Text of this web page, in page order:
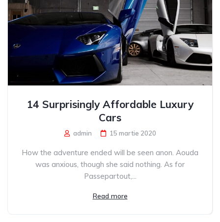
14 Surprisingly Affordable Luxury
Cars
admin 15 martie 2020
How the adventure ended will be seen anon. Aouda
was anxious, though she said nothing. As for
Passepartout,...
Read more